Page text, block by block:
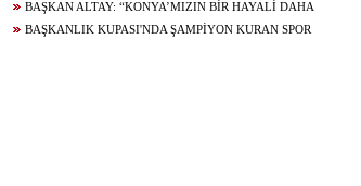
ZiyaretBAŞKAN ALTAY: “KONYA’MIZIN BİR HAYALİ DAHA
GERÇEKLEŞİYOR. AĞIR BAKIM'DA BÜYÜK TAŞINMA BAŞLADI”
BAŞKANLIK KUPASI'NDA ŞAMPİYON KURAN SPOR